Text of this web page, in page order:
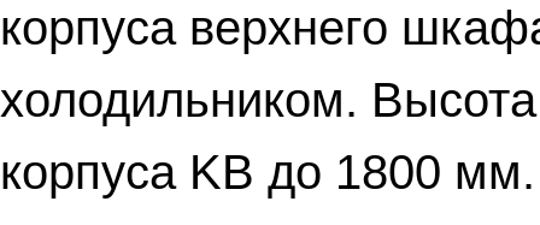
корпуса верхнего
холодильником.
корпуса KB до 1800